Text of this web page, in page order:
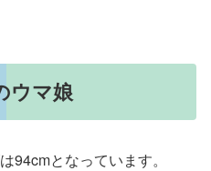
ウマ娘
94cmとなっています。